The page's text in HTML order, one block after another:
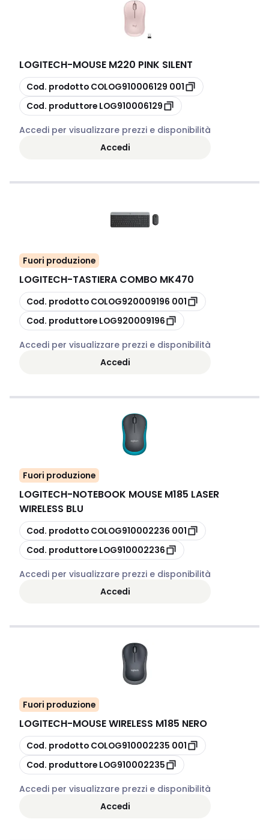
LOGITECH-MOUSE M220 PINK SILENT
copia
Cod. prodotto COLOG910006129 001
copia
Cod. produttore LOG910006129
Accedi per visualizzare prezzi e disponibilità
Accedi
Fuori produzione
LOGITECH-TASTIERA COMBO MK470
copia
Cod. prodotto COLOG920009196 001
copia
Cod. produttore LOG920009196
Accedi per visualizzare prezzi e disponibilità
Accedi
Fuori produzione
LOGITECH-NOTEBOOK MOUSE M185 LASER
WIRELESS BLU
copia
Cod. prodotto COLOG910002236 001
copia
Cod. produttore LOG910002236
Accedi per visualizzare prezzi e disponibilità
Accedi
Fuori produzione
LOGITECH-MOUSE WIRELESS M185 NERO
copia
Cod. prodotto COLOG910002235 001
copia
Cod. produttore LOG910002235
Accedi per visualizzare prezzi e disponibilità
Accedi